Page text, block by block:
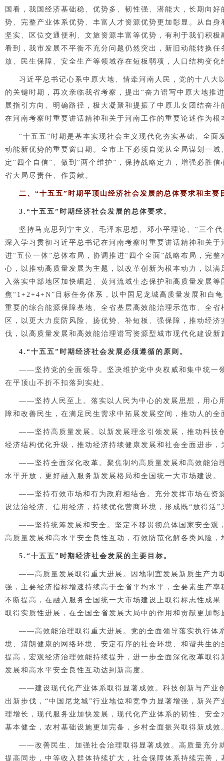
国看，我国经济基础稳、优势多、韧性强、潜能大，长期向
势、完整产业体系优势、丰富人才资源优势更加彰显。从自
坚实、区位交通便利、文旅资源丰富等优势，有利于我们积
看到，我市发展不平衡不充分问题仍然突出，新旧动能转换
放、民生保障、安全生产等领域存在短板弱项，人口结构变
习近平总书记心系中原大地、情牵河南人民，党的十八
的关键时期，再次亲临我省考察，提出“奋力谱写中原大地推
展指引方向、明确路径，极大凝聚和提振了中原儿女团结奋
在河南考察时重要讲话精神和关于河南工作的重要论述作为根
“十五五”时期是基本实现社会主义现代化夯实基础、全
动能新优势的重要窗口期。全市上下必须自觉从全局谋划一
定“四个自信”、做到“两个维护”，保持战略定力，增强必胜
省大局尽责任、作贡献。
二、“十五五”时期平顶山经济社会发展的总体要求和主要
3.“十五五”时期经济社会发展的总体要求。
坚持马克思列宁主义、毛泽东思想、邓小平理论、“三个
深入学习贯彻习近平总书记在河南考察时重要讲话精神和关
进“五位一体”总体布局，协调推进“四个全面”战略布局，完
心，以推动高质量发展为主题，以改革创新为根本动力，以
入落实中部地区加快崛起、黄河流域生态保护和高质量发展
焦“1+2+4+N”目标任务体系，以中国尼龙城高质量发展和白
重要的综合能源保障基地、全省基层高效能治理示范市、全
区，以更大力度防风险、扬优势、补短板、强保障，推动经
伐，以高质量发展和高效能治理谱写资源型城市现代化建设新
4.“十五五”时期经济社会发展必须遵循的原则。
—— 坚持党的全面领导。 坚决维护党中央权威和集中统一
在平顶山 不折不扣 落到实处。
—— 坚持人民至上。 落实以人民为中心的发展思想，用心
障和改善民生，在满足民生需求中拓展发展空间，推动 人的全
—— 坚持高质量发展。
以新发展理念引领发展，推动科技
经济结构优化升级，推动经济持续健康发展和社会全面进步
—— 坚持全面深化改革。 聚焦制约高质量发展和高效能治
水平开放，更好融入服务新发展格局和全国统一大市场建设。
—— 坚持有效市场和有为政府相结合。 充分发挥市场在资
设法治经济、信用经济，持续优化营商环境，形成既“ 放得活”
—— 坚持统筹发展和安全。 坚定不移贯彻总体国家安全观
高质量发展和高水平安全良性互动，有效防范化解各类风险，
5.“十五五”时期经济社会发展的主要目标。
—— 高质量发展取得重大进展。
因地制宜发展新质生产力
强，主要经济指标增速持续高于全省平均水平，全要素生产
不断提高，在融入服务全国统一大市场建设上取得标志性成
取得实质性进展，在全国全省发展大局中的作用和贡献更加彰
—— 高效能治理取得重大进展。 党的全面领导落实执行体
境、清朗健康的网络环境、安定有序的社会环境、和谐共生
提高，宏观经济治理效能持续提升，进一步全面深化改革取
发展和高水平安全良性互动达到新高度。
——建设现代化产业体系取得显著成效。 科技创新与产业
出新步伐，“中国尼龙城”行业地位和竞争力显著增强，新兴
理增长，现代服务业加快发展，现代化产业体系的韧性、安
基本健全，农村基础设施更加完备，乡村全面振兴取得新成效
——改善民生、加强社会治理取得显著成效。 高质量充分
提高同步，中等收入群体持续扩大，社会保障体系持续完善